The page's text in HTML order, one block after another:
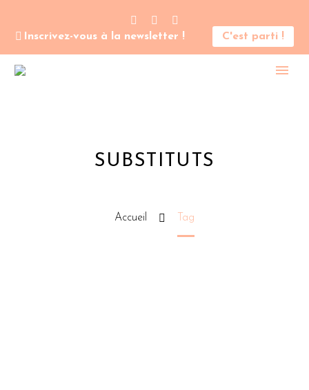
Inscrivez-vous à la newsletter ! C'est parti !
SUBSTITUTS
Accueil Tag